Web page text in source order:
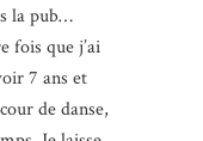
la pub…
fois que j’ai
7 ans et
de danse,